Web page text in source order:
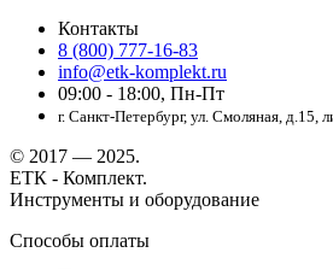
Контакты
8 (800) 777-16-83
info@etk-komplekt.ru
09:00 - 18:00, Пн-Пт
г. Санкт-Петербург, ул. Смоляная, д.15,
© 2017 — 2025.
ЕТК - Комплект.
Инструменты и оборудование
Способы оплаты